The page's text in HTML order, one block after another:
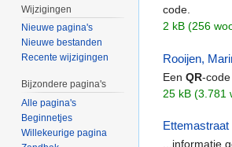
code.
2 kB (256
Rooijen,
Een QR-
25 kB (3.781
Ettemastraat
...informatie
Wijzigingen
Nieuwe pagina's
Nieuwe bestanden
Recente wijzigingen
Bijzondere pagina's
Alle pagina's
Beginnetjes
Willekeurige pagina